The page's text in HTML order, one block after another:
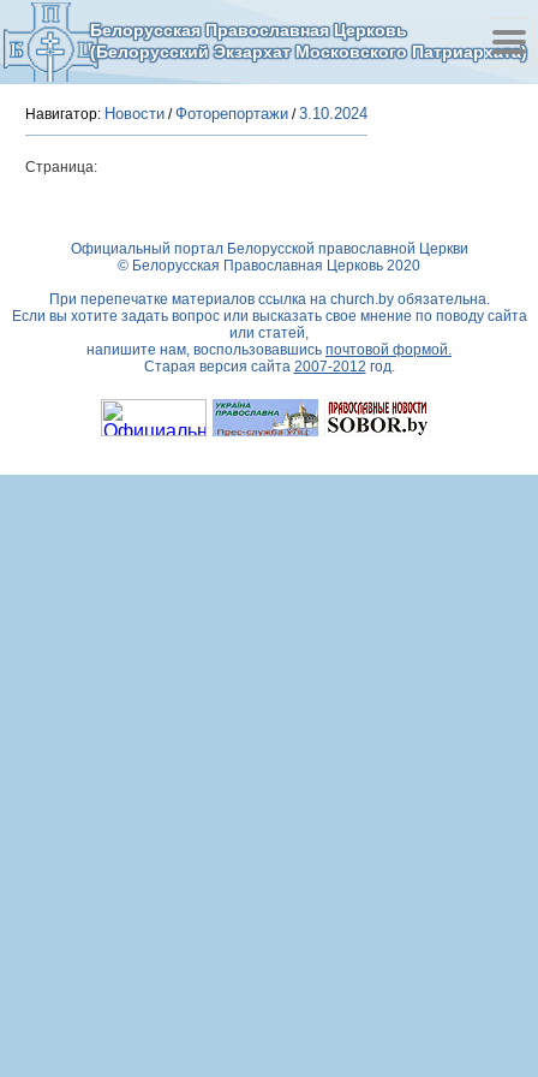
Белорусская Православная Церковь
(Белорусский Экзархат Московского Патриархата)
Навигатор: Новости /Фоторепортажи /3.10.2024
Страница:
Официальный портал Белорусской православной Церкви
© Белорусская Православная Церковь 2020
При перепечатке материалов ссылка на church.byобязательна.
Если вы хотите задать вопрос или высказать свое мнение по поводу сайта
или статей,
напишите нам, воспользовавшись почтовой формой.
Старая версия сайта 2007-2012 год.